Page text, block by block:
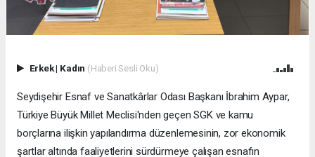
Erkek| Kadın (Haberi Sesli Oku)
Seydişehir Esnaf ve Sanatkârlar Odası Başkanı İbrahim Aypar,
Türkiye Büyük Millet Meclisi'nden geçen SGK ve kamu
borçlarına ilişkin yapılandırma düzenlemesinin, zor ekonomik
şartlar altında faaliyetlerini sürdürmeye çalışan esnafın